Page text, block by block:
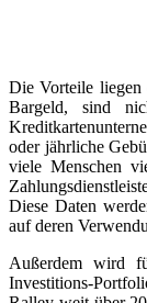
Die Vorteile liegen
Bargeld, sind
oder jährliche
viele Menschen
Diese Daten
auf deren
Außerdem wird
Investitions-